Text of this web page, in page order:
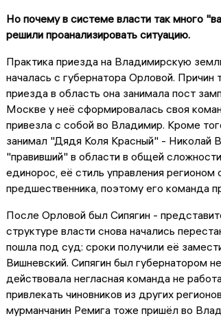
Но почему в системе власти так много
решили проанализировать ситуацию.
Практика приезда на Владимирскую
началась с губернатора Орловой.
приезда в область она занимала пост
Москве у неё сформировалась своя
привезла с собой во Владимир. Кроме
занимал "Дядя Коля Красный" - Николай
"правивший" в области в общей
единорос, её стиль управления регионом
предшественника, поэтому его команда
После Орловой был Сипягин -
структуре власти снова начались
пошла под суд: сроки получили её
Вишневский. Сипягин был губернатором
действовала негласная команда не
привлекать чиновников из других
мурманчанин Ремига тоже пришёл во